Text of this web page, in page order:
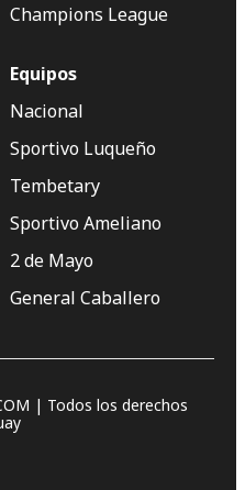
Champions League
Equipos
Nacional
Sportivo Luqueño
Tembetary
Sportivo Ameliano
2 de Mayo
General Caballero
| Todos los derechos